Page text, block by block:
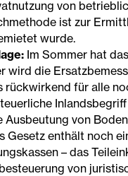
von
ist zur
wurde.
Im Sommer hat
wird die
rückwirkend für alle
von
Gesetz enthält noch
– das
von